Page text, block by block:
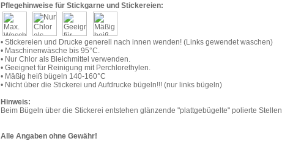
Pflegehinweise für Stickgarne und Stickereien:
• Stickereien und Drucke generell nach innen wenden! (Links gewendet waschen)
• Maschinenwäsche bis 95°C.
• Nur Chlor als Bleichmittel verwenden.
• Geeignet für Reinigung mit Perchlorethylen.
• Mäßig heiß bügeln 140-160°C
• Nicht über die Stickerei und Aufdrucke bügeln!!! (nur links bügeln)
Hinweis:
Beim Bügeln über die Stickerei entstehen glänzende "plattgebügelte" polierte Stellen.
Alle Angaben ohne Gewähr!